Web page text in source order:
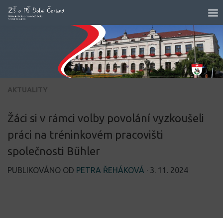
Skip to content
AKTUALITY
Žáci si v rámci volby povolání vyzkoušeli
práci na tréninkovém pracovišti
společnosti Bühler
PUBLIKOVÁNO OD PETRA ŘEHÁKOVÁ · 3. 11. 2024